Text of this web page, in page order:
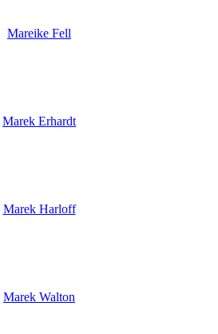
Mareike Fell
Marek Erhardt
Marek Harloff
Marek Walton